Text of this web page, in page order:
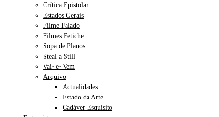
Crítica Epistolar
Estados Gerais
Filme Falado
Filmes Fetiche
Sopa de Planos
Steal a Still
Vai~e~Vem
Arquivo
Actualidades
Estado da Arte
Cadáver Esquisito